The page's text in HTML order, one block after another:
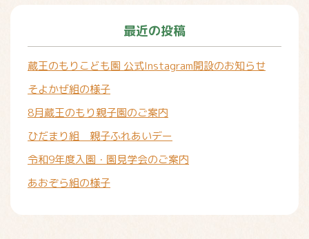
最近の投稿
蔵王のもりこども園 公式Instagram開設のお知らせ
そよかぜ組の様子
8月蔵王のもり親子園のご案内
ひだまり組 親子ふれあいデー
令和9年度入園・園見学会のご案内
あおぞら組の様子